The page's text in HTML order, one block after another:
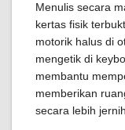
Menulis secara
kertas fisik
motorik halus di
mengetik di
membantu
memberikan
secara lebih jernih.